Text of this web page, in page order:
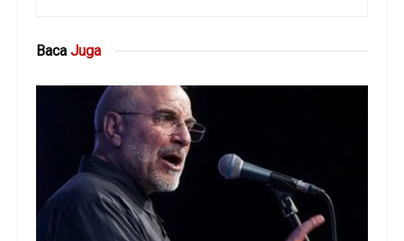
Baca Juga